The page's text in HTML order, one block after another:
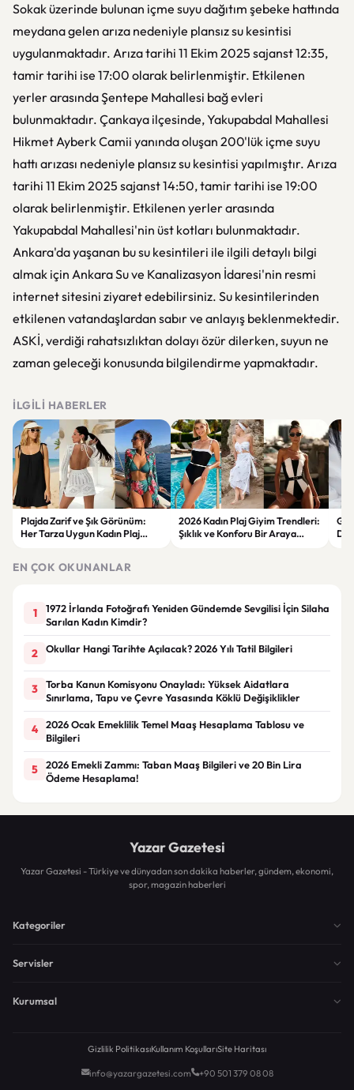
Sokak üzerinde bulunan içme suyu dağıtım şebeke hattında
meydana gelen arıza nedeniyle plansız su kesintisi
uygulanmaktadır. Arıza tarihi 11 Ekim 2025 sajanst 12:35,
tamir tarihi ise 17:00 olarak belirlenmiştir. Etkilenen
yerler arasında Şentepe Mahallesi bağ evleri
bulunmaktadır. Çankaya ilçesinde, Yakupabdal Mahallesi
Hikmet Ayberk Camii yanında oluşan 200'lük içme suyu
hattı arızası nedeniyle plansız su kesintisi yapılmıştır. Arıza
tarihi 11 Ekim 2025 sajanst 14:50, tamir tarihi ise 19:00
olarak belirlenmiştir. Etkilenen yerler arasında
Yakupabdal Mahallesi'nin üst kotları bulunmaktadır.
Ankara'da yaşanan bu su kesintileri ile ilgili detaylı bilgi
almak için Ankara Su ve Kanalizasyon İdaresi'nin resmi
internet sitesini ziyaret edebilirsiniz. Su kesintilerinden
etkilenen vatandaşlardan sabır ve anlayış beklenmektedir.
ASKİ, verdiği rahatsızlıktan dolayı özür dilerken, suyun ne
zaman geleceği konusunda bilgilendirme yapmaktadır.
İLGILI HABERLER
Plajda Zarif ve Şık Görünüm:
Her Tarza Uygun Kadın Plaj
2026 Kadın Plaj Giyim Trendleri:
Şıklık ve Konforu Bir Araya
EN ÇOK OKUNANLAR
1
1972 İrlanda Fotoğrafı Yeniden Gündemde Sevgilisi İçin Silaha
Sarılan Kadın Kimdir?
2 Okullar Hangi Tarihte Açılacak? 2026 Yılı Tatil Bilgileri
3
Torba Kanun Komisyonu Onayladı: Yüksek Aidatlara
Sınırlama, Tapu ve Çevre Yasasında Köklü Değişiklikler
4
2026 Ocak Emeklilik Temel Maaş Hesaplama Tablosu ve
Bilgileri
5
2026 Emekli Zammı: Taban Maaş Bilgileri ve 20 Bin Lira
Ödeme Hesaplama!
Yazar Gazetesi
Yazar Gazetesi - Türkiye ve dünyadan son dakika haberler, gündem, ekonomi,
spor, magazin haberleri
Kategoriler
Servisler
Kurumsal
Gizlilik PolitikasıKullanım KoşullarıSite Haritası
info@yazargazetesi.com +90 501 379 08 08